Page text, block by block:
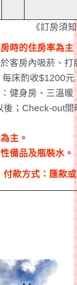
《訂房須
時的住房率為主
客房內吸菸、
每床酌收$1200元
健身房、三溫暖
後； Check-out間
主。
備品及瓶裝水。
付款方式：匯款或